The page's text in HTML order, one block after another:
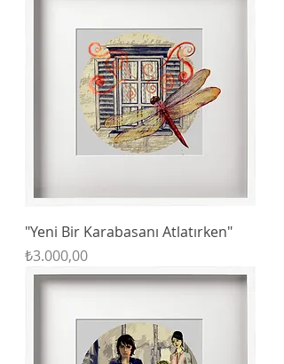
"Yeni Bir Karabasanı Atlatırken"
Fiyat
₺3.000,00